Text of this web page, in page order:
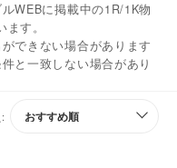
WEBに掲載中の1R/1K物
す。
できない場合があります
と一致しない場合があり